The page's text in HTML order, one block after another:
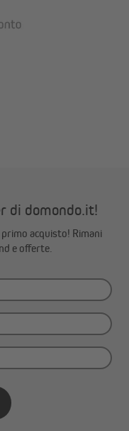
di domondo.it!
acquisto! Rimani
e offerte.